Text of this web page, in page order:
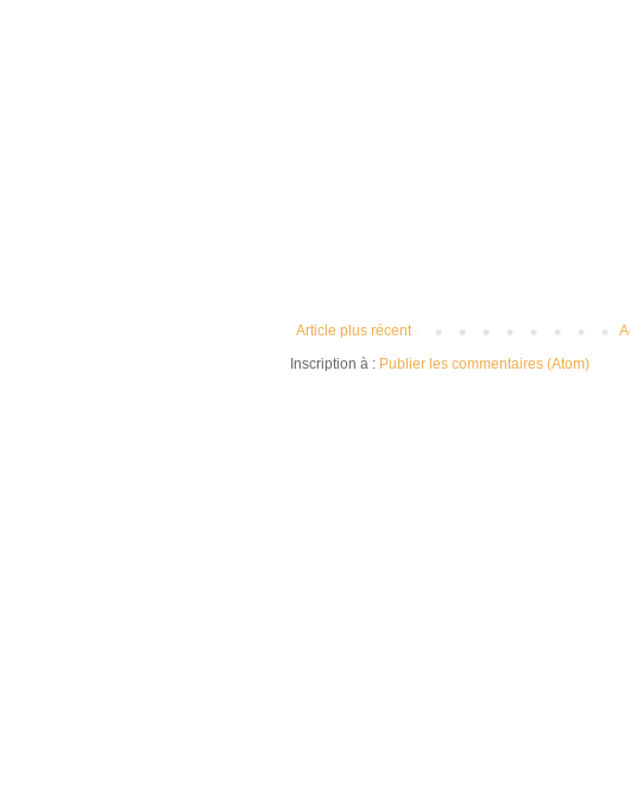
Article plus récent
Inscription à : Publier les commentaires (Atom)